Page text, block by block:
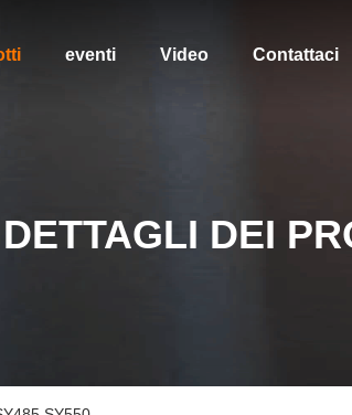
eventi Video Contattaci
DETTAGLI DEI